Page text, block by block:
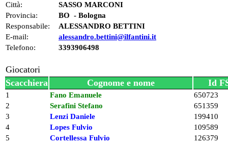
Città:
SASSO MARCONI
Provincia:
BO - Bologna
Responsabile:
ALESSANDRO BETTINI
E-mail:
alessandro.bettini@ilfantini.it
Telefono:
3393906498
Giocatori
Scacchiera
Cognome e nome Id
1 Fano Emanuele
650723
2
Serafini Stefano
651359
3
Lenzi Daniele
199410
4
Lopes Fulvio
109589
5
Cortellessa Fulvio
126379